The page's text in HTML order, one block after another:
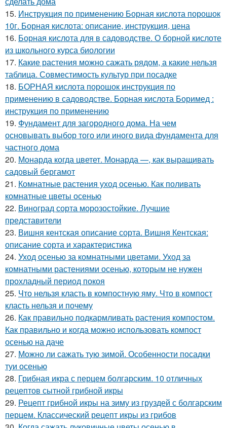
15. Инструкция по применению Борная кислота порошок
10г. Борная кислота: описание, инструкция, цена
16. Борная кислота для в садоводстве. О борной кислоте
из школьного курса биологии
17. Какие растения можно сажать рядом, а какие нельзя
таблица. Совместимость культур при посадке
18. БОРНАЯ кислота порошок инструкция по
применению в садоводстве. Борная кислота Боримед :
инструкция по применению
19. Фундамент для загородного дома. На чем
основывать выбор того или иного вида фундамента для
частного дома
20. Монарда когда цветет. Монарда —, как выращивать
садовый бергамот
21. Комнатные растения уход осенью. Как поливать
комнатные цветы осенью
22. Виноград сорта морозостойкие. Лучшие
представители
23. Вишня кентская описание сорта. Вишня Кентская:
описание сорта и характеристика
24. Уход осенью за комнатными цветами. Уход за
комнатными растениями осенью, которым не нужен
прохладный период покоя
25. Что нельзя класть в компостную яму. Что в компост
класть нельзя и почему
26. Как правильно подкармливать растения компостом.
Как правильно и когда можно использовать компост
осенью на даче
27. Можно ли сажать тую зимой. Особенности посадки
туи осенью
28. Грибная икра с перцем болгарским. 10 отличных
рецептов сытной грибной икры
29. Рецепт грибной икры на зиму из груздей с болгарским
перцем. Классический рецепт икры из грибов